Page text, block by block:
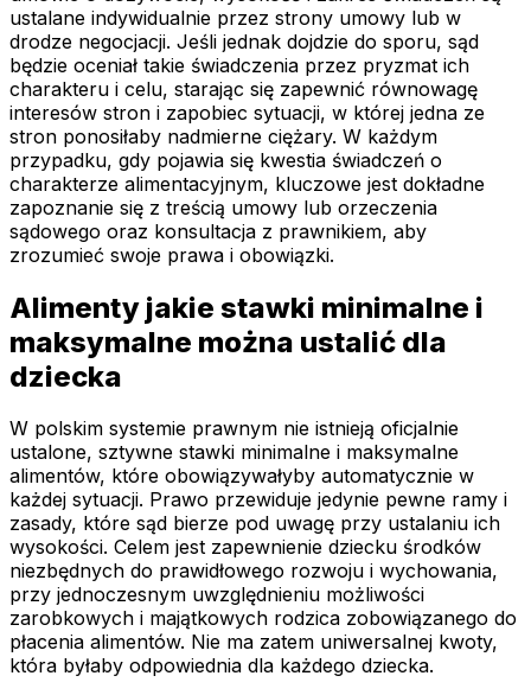
ustalane indywidualnie przez strony umowy lub w
drodze negocjacji. Jeśli jednak dojdzie do sporu, sąd
będzie oceniał takie świadczenia przez pryzmat ich
charakteru i celu, starając się zapewnić równowagę
interesów stron i zapobiec sytuacji, w której jedna ze
stron ponosiłaby nadmierne ciężary. W każdym
przypadku, gdy pojawia się kwestia świadczeń o
charakterze alimentacyjnym, kluczowe jest dokładne
zapoznanie się z treścią umowy lub orzeczenia
sądowego oraz konsultacja z prawnikiem, aby
zrozumieć swoje prawa i obowiązki.
Alimenty jakie stawki minimalne i
maksymalne można ustalić dla
dziecka
W polskim systemie prawnym nie istnieją oficjalnie
ustalone, sztywne stawki minimalne i maksymalne
alimentów, które obowiązywałyby automatycznie w
każdej sytuacji. Prawo przewiduje jedynie pewne ramy i
zasady, które sąd bierze pod uwagę przy ustalaniu ich
wysokości. Celem jest zapewnienie dziecku środków
niezbędnych do prawidłowego rozwoju i wychowania,
przy jednoczesnym uwzględnieniu możliwości
zarobkowych i majątkowych rodzica zobowiązanego do
płacenia alimentów. Nie ma zatem uniwersalnej kwoty,
która byłaby odpowiednia dla każdego dziecka.